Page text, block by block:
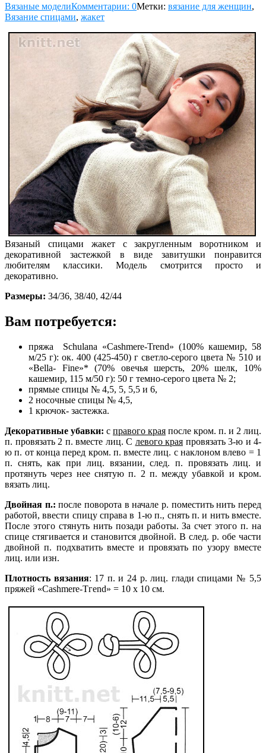
Вязаные моделиКомментарии: 0Метки: вязание для женщин,
Вязание спицами, жакет
Вязаный спицами жакет с закругленным воротником и
декоративной застежкой в виде завитушки понравится
любителям классики. Модель смотрится просто и
декоративно.
Размеры: 34/36, 38/40, 42/44
Вам потребуется:
пряжа Schulana «Cashmere-Trend» (100% кашемир, 58
м/25 г): ок. 400 (425-450) г светло-серого цвета № 510 и
«Bella- Fine»* (70% овечья шерсть, 20% шелк, 10%
кашемир, 115 м/50 г): 50 г темно-серого цвета № 2;
прямые спицы № 4,5, 5, 5,5 и 6,
2 носочные спицы № 4,5,
1 крючок- застежка.
Декоративные убавки: с правого края после кром. п. и 2 лиц.
п. провязать 2 п. вместе лиц. С левого края провязать 3-ю и 4-
ю п. от конца перед кром. п. вместе лиц. с наклоном влево = 1
п. снять, как при лиц. вязании, след. п. провязать лиц. и
протянуть через нее снятую п. 2 п. между убавкой и кром.
вязать лиц.
Двойная п.: после поворота в начале р. поместить нить перед
работой, ввести спицу справа в 1-ю п., снять п. и нить вместе.
После этого стянуть нить позади работы. За счет этого п. на
спице стягивается и становится двойной. В след. р. обе части
двойной п. подхватить вместе и провязать по узору вместе
лиц. или изн.
Плотность вязания: 17 п. и 24 р.лиц. глади спицами № 5,5
пряжей «Саshmere-Тгеnd» = 10 х 10 см.